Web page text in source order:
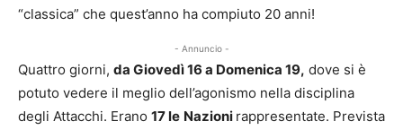
“classica” che quest’anno ha compiuto 20 anni!
- Annuncio -
Quattro giorni, da Giovedì 16 a Domenica 19, dove si è
potuto vedere il meglio dell’agonismo nella disciplina
degli Attacchi. Erano 17 le Nazioni rappresentate. Prevista